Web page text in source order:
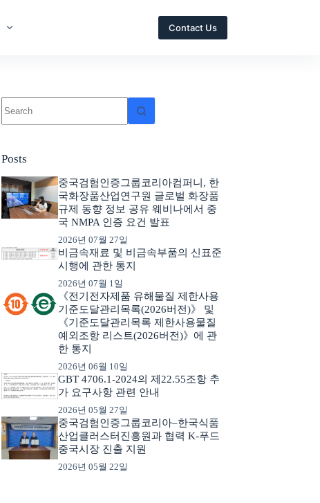
Contact Us
Posts
중국검험인증그룹코리아컴퍼니, 한
국화장품산업연구원 글로벌 화장품
규제 동향 정보 공유 웨비나에서 중
국 NMPA 인증 요건 발표
2026년 07월 27일
비금속재료 및 비금속부품의 신표준
시행에 관한 통지
2026년 07월 1일
《전기전자제품 유해물질 제한사용
기준도달관리목록(2026버전)》 및
《기준도달관리목록 제한사용물질
예외조항 리스트(2026버전)》에 관
한 통지
2026년 06월 10일
GBT 4706.1-2024의 제22.55조항 추
가 요구사항 관련 안내
2026년 05월 27일
중국검험인증그룹코리아–한국식품
산업클러스터진흥원과 협력 K-푸드
중국시장 진출 지원
2026년 05월 22일